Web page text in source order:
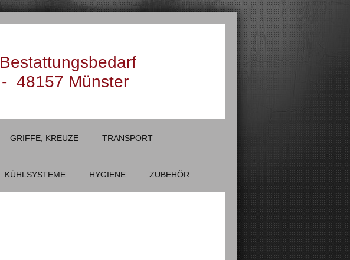
48157 Münster
GRIFFE, KREUZE TRANSPORT
KÜHLSYSTEME HYGIENE ZUBEHÖR